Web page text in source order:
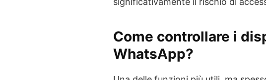
Come controllare i
WhatsApp?